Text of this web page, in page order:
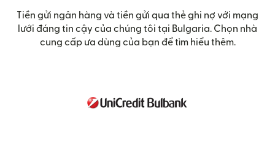
Tiền gửi ngân hàng và tiền gửi qua thẻ ghi nợ với mạng
lưới đáng tin cậy của chúng tôi tại Bulgaria. Chọn nhà
cung cấp ưa dùng của bạn để tìm hiểu thêm.